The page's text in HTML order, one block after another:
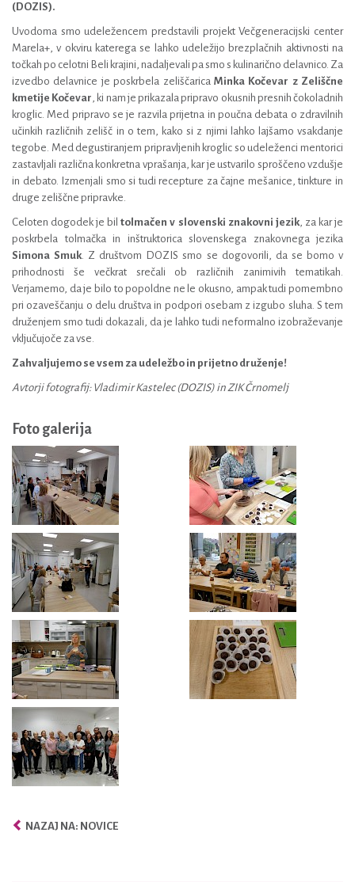
(DOZIS).
Uvodoma smo udeležencem predstavili projekt Večgeneracijski center
Marela+, v okviru katerega se lahko udeležijo brezplačnih aktivnosti na
točkah po celotni Beli krajini, nadaljevali pa smo s kulinarično delavnico. Za
izvedbo delavnice je poskrbela zeliščarica Minka Kočevar z Zeliščne
kmetije Kočevar, ki nam je prikazala pripravo okusnih presnih čokoladnih
kroglic. Med pripravo se je razvila prijetna in poučna debata o zdravilnih
učinkih različnih zelišč in o tem, kako si z njimi lahko lajšamo vsakdanje
tegobe. Med degustiranjem pripravljenih kroglic so udeleženci mentorici
zastavljali različna konkretna vprašanja, kar je ustvarilo sproščeno vzdušje
in debato. Izmenjali smo si tudi recepture za čajne mešanice, tinkture in
druge zeliščne pripravke.
Celoten dogodek je bil tolmačen v slovenski znakovni jezik, za kar je
poskrbela tolmačka in inštruktorica slovenskega znakovnega jezika
Simona Smuk. Z društvom DOZIS smo se dogovorili, da se bomo v
prihodnosti še večkrat srečali ob različnih zanimivih tematikah.
Verjamemo, da je bilo to popoldne ne le okusno, ampak tudi pomembno
pri ozaveščanju o delu društva in podpori osebam z izgubo sluha. S tem
druženjem smo tudi dokazali, da je lahko tudi neformalno izobraževanje
vključujoče za vse.
Zahvaljujemo se vsem za udeležbo in prijetno druženje!
Avtorji fotografij: Vladimir Kastelec (DOZIS) in ZIK Črnomelj
Foto galerija
NAZAJ NA: NOVICE